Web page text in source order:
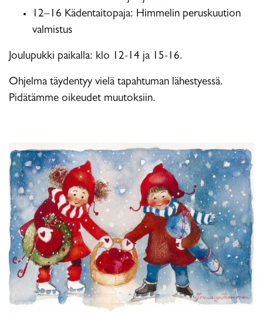
12–16 Kädentaitopaja: Himmelin peruskuution
valmistus
Joulupukki paikalla: klo 12-14 ja 15-16.
Ohjelma täydentyy vielä tapahtuman lähestyessä.
Pidätämme oikeudet muutoksiin.